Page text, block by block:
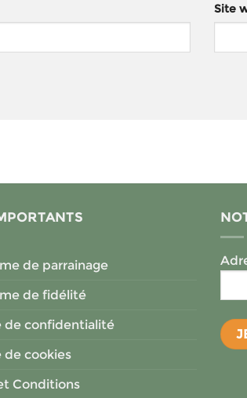
Site
de parrainage
de fidélité
de confidentialité
de cookies
Conditions